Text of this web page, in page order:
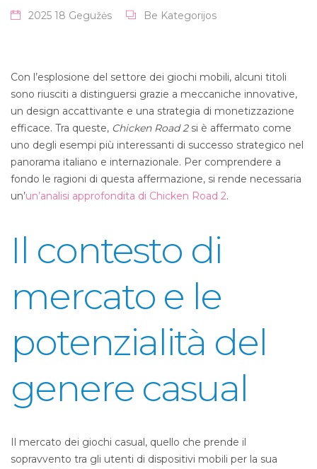
2025 18 Gegužės Be Kategorijos
Con l’esplosione del settore dei giochi mobili, alcuni titoli
sono riusciti a distinguersi grazie a meccaniche innovative,
un design accattivante e una strategia di monetizzazione
efficace. Tra queste, Chicken Road 2si è affermato come
uno degli esempi più interessanti di successo strategico nel
panorama italiano e internazionale. Per comprendere a
fondo le ragioni di questa affermazione, si rende necessaria
un’un’analisi approfondita di Chicken Road 2.
Il contesto di
mercato e le
potenzialità del
genere casual
Il mercato dei giochi casual, quello che prende il
sopravvento tra gli utenti di dispositivi mobili per la sua